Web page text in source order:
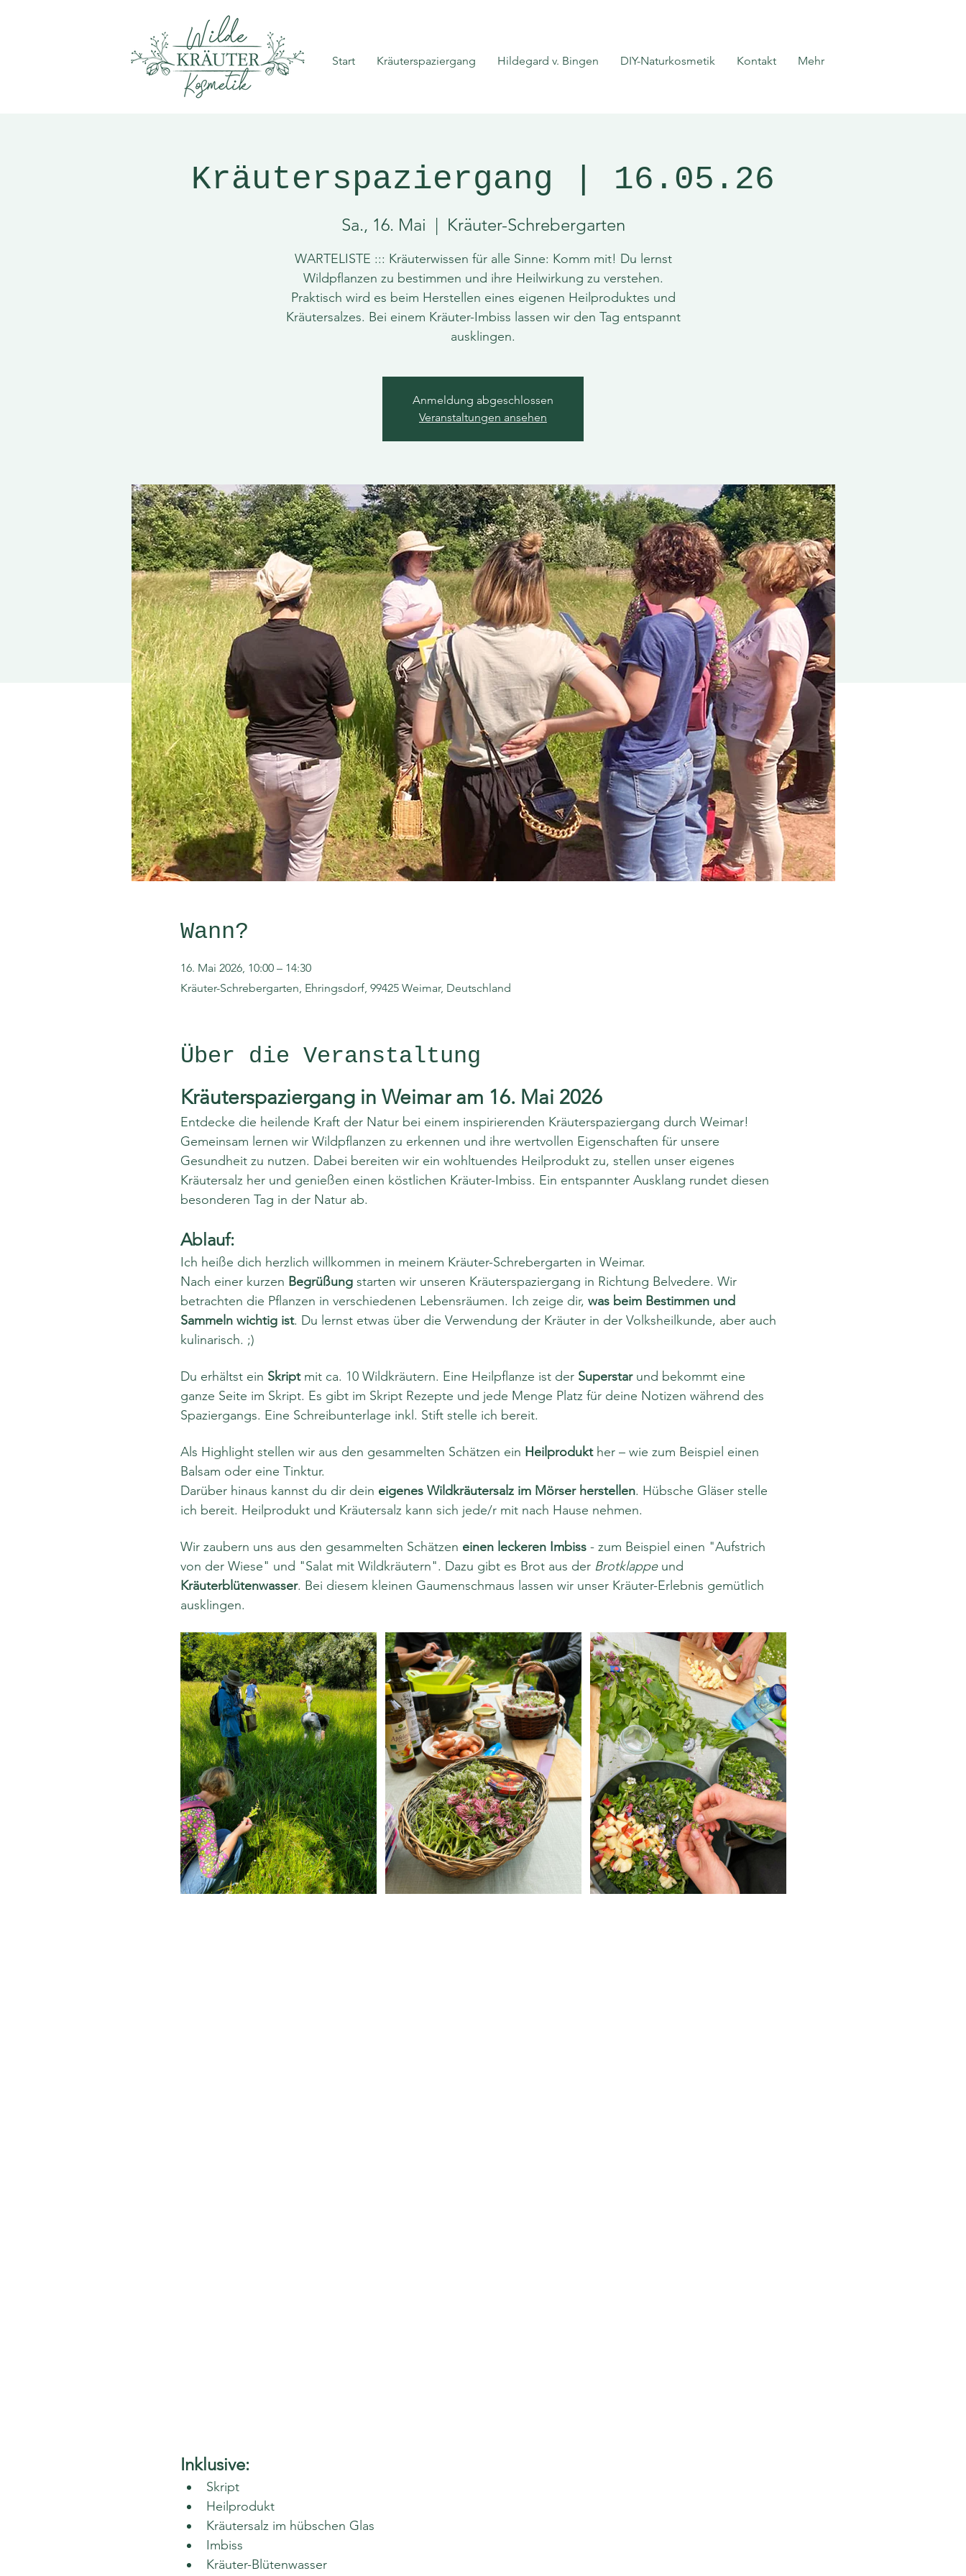
Start Kräuterspaziergang Hildegard v. Bingen DIY-Naturkosmetik Kontakt Mehr
Kräuterspaziergang | 16.05.26
Sa., 16. Mai
  |
Kräuter-Schrebergarten
WARTELISTE ::: Kräuterwissen für alle Sinne: Komm mit! Du lernst
Wildpflanzen zu bestimmen und ihre Heilwirkung zu verstehen.
Praktisch wird es beim Herstellen eines eigenen Heilproduktes und
Kräutersalzes. Bei einem Kräuter-Imbiss lassen wir den Tag entspannt
ausklingen.
Anmeldung abgeschlossen
Veranstaltungen ansehen
Wann?
16. Mai 2026, 10:00 – 14:30
Kräuter-Schrebergarten, Ehringsdorf, 99425 Weimar, Deutschland
Über die Veranstaltung
Kräuterspaziergang in Weimar am 16. Mai 2026
Entdecke die heilende Kraft der Natur bei einem inspirierenden Kräuterspaziergang durch Weimar!
Gemeinsam lernen wir Wildpflanzen zu erkennen und ihre wertvollen Eigenschaften für unsere
Gesundheit zu nutzen. Dabei bereiten wir ein wohltuendes Heilprodukt zu, stellen unser eigenes
Kräutersalz her und genießen einen köstlichen Kräuter-Imbiss. Ein entspannter Ausklang rundet diesen
besonderen Tag in der Natur ab.
Ablauf:
Ich heiße dich herzlich willkommen in meinem Kräuter-Schrebergarten in Weimar.
Nach einer kurzen Begrüßung starten wir unseren Kräuterspaziergang in Richtung Belvedere. Wir
betrachten die Pflanzen in verschiedenen Lebensräumen. Ich zeige dir, was beim Bestimmen und
Sammeln wichtig ist. Du lernst etwas über die Verwendung der Kräuter in der Volksheilkunde, aber auch
kulinarisch. ;)
Du erhältst ein Skript mit ca. 10 Wildkräutern. Eine Heilpflanze ist der Superstar und bekommt eine
ganze Seite im Skript. Es gibt im Skript Rezepte und jede Menge Platz für deine Notizen während des
Spaziergangs. Eine Schreibunterlage inkl. Stift stelle ich bereit.
Als Highlight stellen wir aus den gesammelten Schätzen ein Heilprodukt her – wie zum Beispiel einen
Balsam oder eine Tinktur.
Darüber hinaus kannst du dir dein eigenes Wildkräutersalz im Mörser herstellen. Hübsche Gläser stelle
ich bereit. Heilprodukt und Kräutersalz kann sich jede/r mit nach Hause nehmen.
Wir zaubern uns aus den gesammelten Schätzen einen leckeren Imbiss - zum Beispiel einen "Aufstrich
von der Wiese" und "Salat mit Wildkräutern". Dazu gibt es Brot aus der Brotklappe und
Kräuterblütenwasser. Bei diesem kleinen Gaumenschmaus lassen wir unser Kräuter-Erlebnis gemütlich
ausklingen.
Inklusive:
Skript
Heilprodukt
Kräutersalz im hübschen Glas
Imbiss
Kräuter-Blütenwasser